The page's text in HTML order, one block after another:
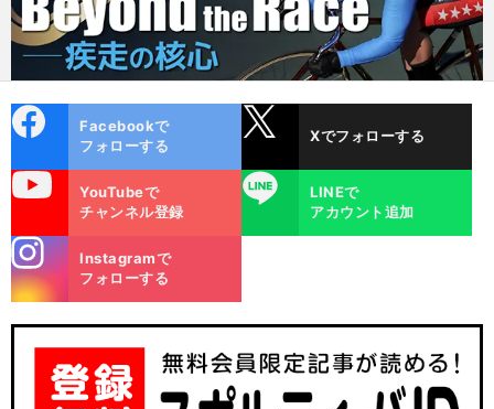
ok
Facebookで
フォローする
Xでフォローする
YouTubeで
チャンネル登録
LINE
LINEで
アカウント追加
m
Instagramで
フォローする